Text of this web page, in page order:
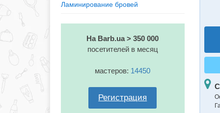
Ламинирование бровей
На Barb.ua > 350 000
посетителей в месяц
мастеров: 14450
Регистрация